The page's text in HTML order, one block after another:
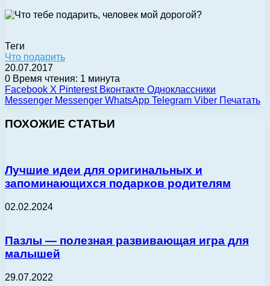
Теги
Что подарить
20.07.2017
0 Время чтения: 1 минута
Facebook X Pinterest Вконтакте Одноклассники
Messenger Messenger WhatsApp Telegram Viber Печатать
ПОХОЖИЕ СТАТЬИ
Лучшие идеи для оригинальных и
запоминающихся подарков родителям
02.02.2024
Пазлы — полезная развивающая игра для
малышей
29.07.2022